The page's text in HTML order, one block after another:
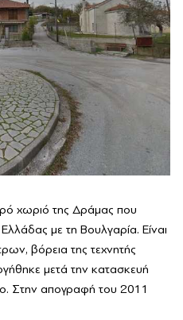
χωριό της Δράμας που
με τη Βουλγαρία. Είναι
βόρεια της τεχνητής
μετά την κατασκευή
Στην απογραφή του 2011